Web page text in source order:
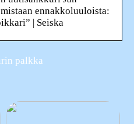
ennakkoluuloista:
| Seiska
palkka